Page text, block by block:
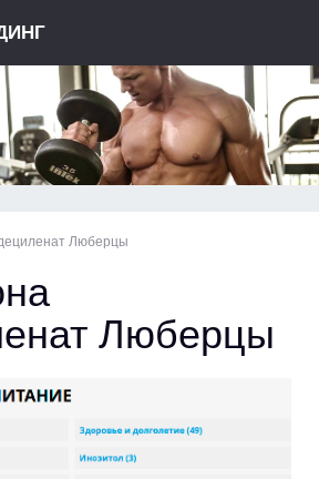
Люберцы
Люберцы